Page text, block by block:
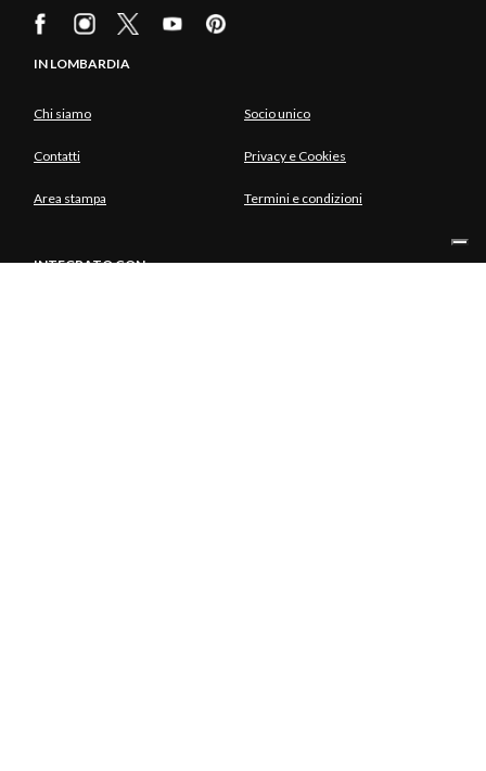
IN LOMBARDIA
Chi siamo Socio unico
Contatti Privacy e Cookies
Area stampa Termini e condizioni
INTEGRATO CON